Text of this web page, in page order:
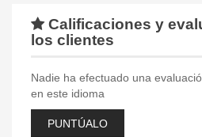
Calificaciones y
los clientes
Nadie ha efectuado una
en este idioma
PUNTÚALO